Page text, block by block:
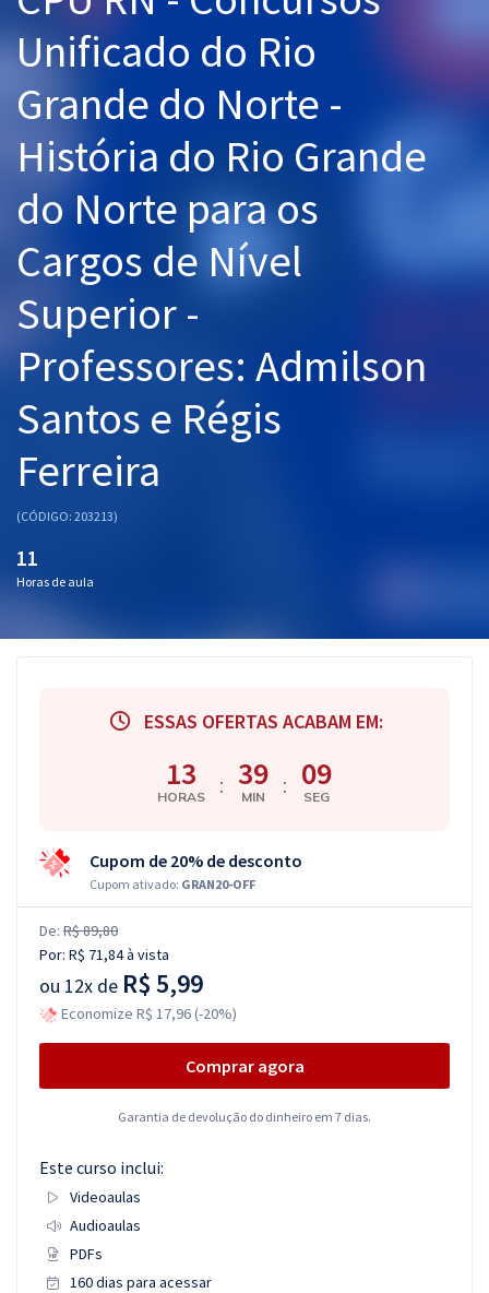
Graduação
OAB
Mentorias
Questões grátis
Conteúdo gratuito
Blog
Aprovados
Atendimento
Unificado do Rio
Grande do Norte -
História do Rio Grande
do Norte para os
Cargos de Nível
Superior -
Professores: Admilson
Santos e Régis
Ferreira
(CÓDIGO: 203213)
11
Horas de aula
ESSAS OFERTAS ACABAM EM:
13
HORAS : 39
MIN : 08
SEG
Cupom de 20% de desconto
Cupom ativado: GRAN20-OFF
De: R$ 89,80
Por: R$ 71,84à vista
ou 12x de R$ 5,99
Economize R$ 17,96 (-20%)
Comprar agora
Garantia de devolução do dinheiro em 7 dias.
Este curso inclui:
Videoaulas
Audioaulas
PDFs
160 dias para acessar